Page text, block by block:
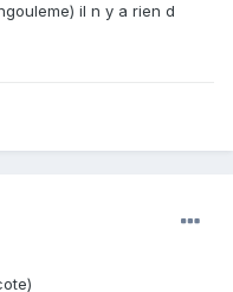
il n y a rien d